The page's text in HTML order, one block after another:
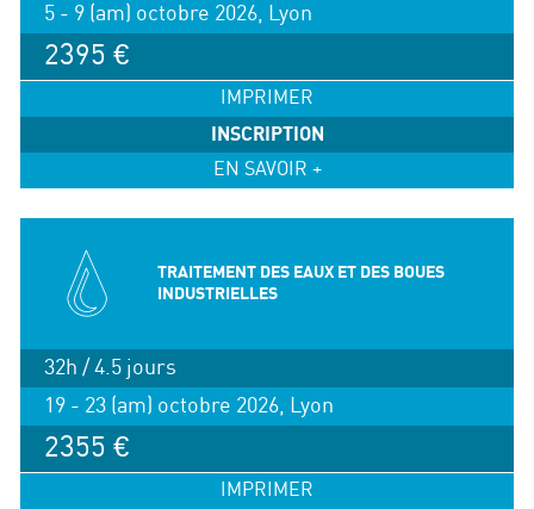
5 - 9 (am) octobre 2026, Lyon
2395 €
IMPRIMER
INSCRIPTION
EN SAVOIR +
TRAITEMENT DES EAUX ET DES BOUES
INDUSTRIELLES
32h / 4.5 jours
19 - 23 (am) octobre 2026, Lyon
2355 €
IMPRIMER